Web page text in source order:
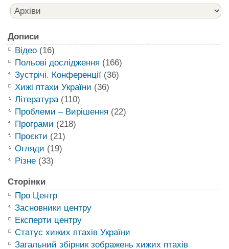
Дописи
Відео(16)
Польові дослідження (166)
Зустрічі. Конференції(36)
Хижі птахи України (36)
Література(110)
Проблеми – Вирішення (22)
Програми (218)
Проєкти (21)
Огляди (19)
Різне(33)
Сторінки
Про Центр
Засновники центру
Експерти центру
Статус хижих птахів України
Загальний збірник зображень хижих птахів